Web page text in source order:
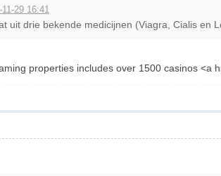
29 16:41
uit drie bekende medicijnen (Viagra, Cialis en
properties includes over 1500 casinos <a